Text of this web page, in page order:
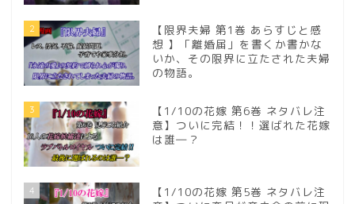
2
【限界夫婦 第1巻 あらすじと感
想 】「離婚届」を書くか書かな
いか、その限界に立たされた夫婦
の物語。
3
【1/10の花嫁 第6巻 ネタバレ注
意】ついに完結！！選ばれた花嫁
は誰―？
4
【1/10の花嫁 第5巻 ネタバレ注